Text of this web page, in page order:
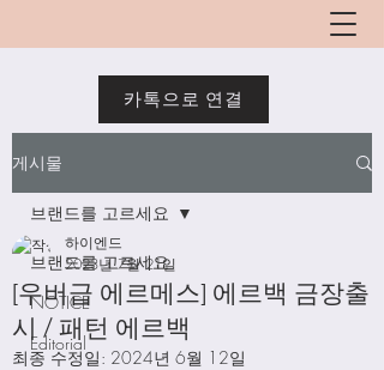
카톡으로 연결
게시물
브랜드를 고르세요
NOTICE
Editorial
브랜드를 고르세요
[우버급 에르메스] 에르백 금장출
시 / 패턴 에르백
하이엔드
2023년 7월 21일
최종 수정일: 2024년 6월 12일